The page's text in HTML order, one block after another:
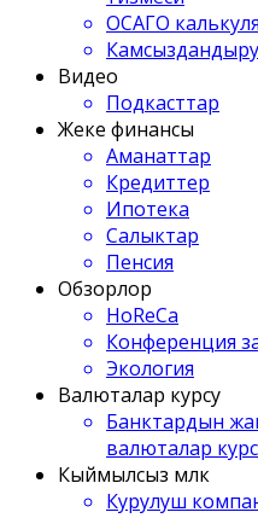
ОСАГО
Видео
Подкасттар
Жеке финансы
Аманаттар
Кредиттер
Ипотека
Салыктар
Пенсия
Обзорлор
HoReCa
Конференция
Экология
Валюталар курсу
Банктардын
валюталар
Кыймылсыз мүлк
Курулуш